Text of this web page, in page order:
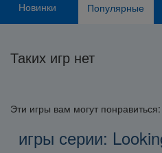
Новинки Популярные
Таких игр нет
Эти игры вам могут понравиться:
игры серии: